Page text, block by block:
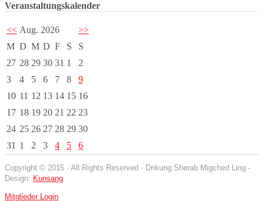
Veranstaltungskalender
<< Aug. 2026
>>
M D M D F S
S
27 28 29 30 31 1
2
3
4 5 6 7 8
9
10 11 12 13 14 15 16
17 18 19 20 21 22 23
24 25 26 27 28 29 30
31 1 2 3 4 5 6
Copyright © 2015 · All Rights Reserved · Drikung Sherab Migched Ling -
Design: Kunsang
Mitglieder Login